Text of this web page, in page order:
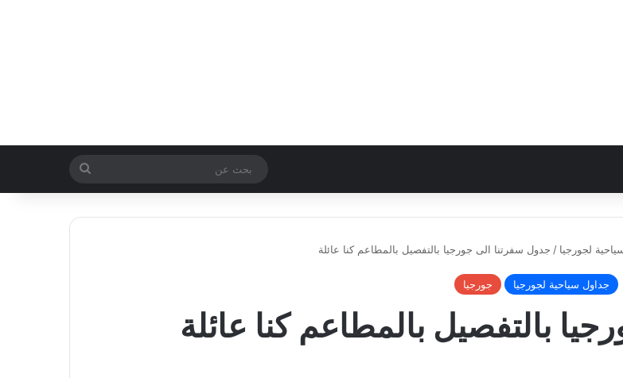
بحث
عن
لجورجيا / جدول سفرتنا الى جورجيا بالتفصيل بالمطاعم كنا عائلة
جداول سياحية لجورجيا جورجيا
بالتفصيل بالمطاعم كنا عائلة